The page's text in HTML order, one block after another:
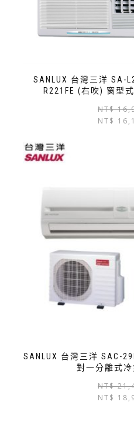
SANLUX 台灣三洋 SA-
R221FE (右吹) 窗型
NT$
NT$
SANLUX 台灣三洋 SAC-
對一分離式
NT$
NT$